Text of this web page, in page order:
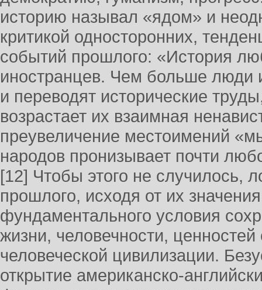
историю называл «ядом» и
критикой односторонних,
событий прошлого: «История
иностранцев. Чем больше люди
и переводят исторические
возрастает их взаимная
преувеличение местоимений
народов пронизывает почти
[12] Чтобы этого не случилось,
прошлого, исходя от их
фундаментального условия
жизни, человечности,
человеческой цивилизации.
открытие американско-